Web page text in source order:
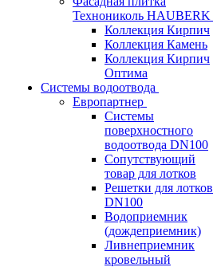
Технониколь HAUBERK
Кол​лекция Кирпич
Кол​лекция Камень
Коллекция Кирпич
Оптима
Системы водоотвода
Европартнер
Системы
поверхностного
водоотвода DN100
Сопутствующий
товар для лотков
Решетки для лотков
DN100
Водоприемник
(дождеприемник)
Ливнеприемник
кровельный